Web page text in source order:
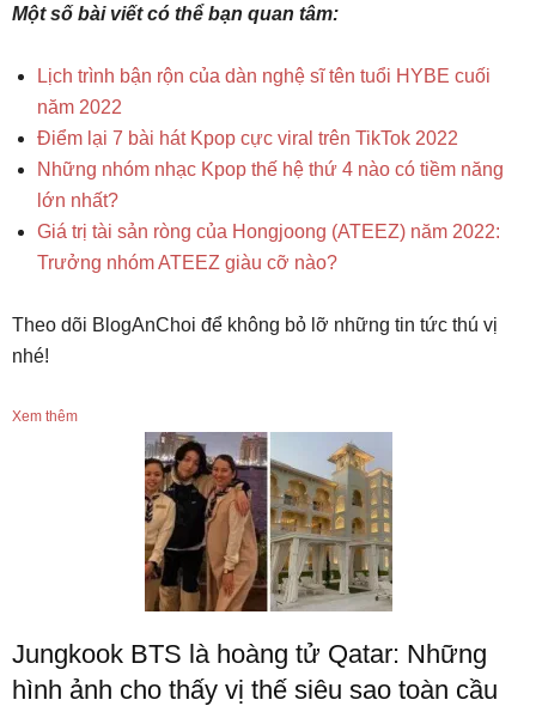
Một số bài viết có thể bạn quan tâm:
Lịch trình bận rộn của dàn nghệ sĩ tên tuổi HYBE cuối
năm 2022
Điểm lại 7 bài hát Kpop cực viral trên TikTok 2022
Những nhóm nhạc Kpop thế hệ thứ 4 nào có tiềm năng
lớn nhất?
Giá trị tài sản ròng của Hongjoong (ATEEZ) năm 2022:
Trưởng nhóm ATEEZ giàu cỡ nào?
Theo dõi BlogAnChoi để không bỏ lỡ những tin tức thú vị
nhé!
Xem thêm
Jungkook BTS là hoàng tử Qatar: Những
hình ảnh cho thấy vị thế siêu sao toàn cầu